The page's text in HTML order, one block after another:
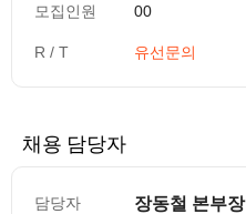
모집인원 00
R / T 유선문의
채용 담당자
담당자 장동철 본부장